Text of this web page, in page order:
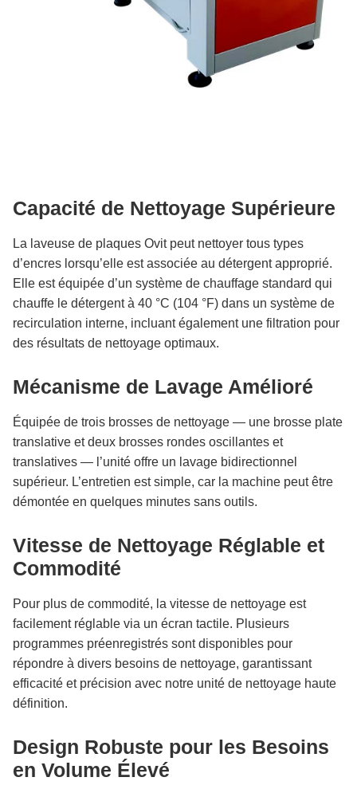
Capacité de Nettoyage Supérieure
La laveuse de plaques Ovit peut nettoyer tous types
d’encres lorsqu’elle est associée au détergent approprié.
Elle est équipée d’un système de chauffage standard qui
chauffe le détergent à 40 °C (104 °F) dans un système de
recirculation interne, incluant également une filtration pour
des résultats de nettoyage optimaux.
Mécanisme de Lavage Amélioré
Équipée de trois brosses de nettoyage — une brosse plate
translative et deux brosses rondes oscillantes et
translatives — l’unité offre un lavage bidirectionnel
supérieur. L’entretien est simple, car la machine peut être
démontée en quelques minutes sans outils.
Vitesse de Nettoyage Réglable et
Commodité
Pour plus de commodité, la vitesse de nettoyage est
facilement réglable via un écran tactile. Plusieurs
programmes préenregistrés sont disponibles pour
répondre à divers besoins de nettoyage, garantissant
efficacité et précision avec notre unité de nettoyage haute
définition.
Design Robuste pour les Besoins
en Volume Élevé